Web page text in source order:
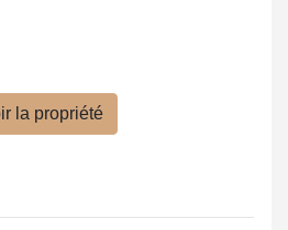
la propriété